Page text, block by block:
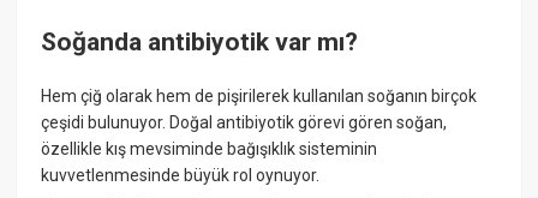
Soğanda antibiyotik var mı?
Hem çiğ olarak hem de pişirilerek kullanılan soğanın birçok
çeşidi bulunuyor. Doğal antibiyotik görevi gören soğan,
özellikle kış mevsiminde bağışıklık sisteminin
kuvvetlenmesinde büyük rol oynuyor.